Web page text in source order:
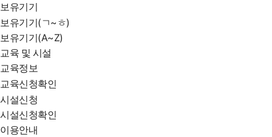
보유기기
보유기기(ㄱ~ㅎ)
보유기기(A~Z)
교육 및 시설
교육정보
교육신청확인
시설신청
시설신청확인
이용안내